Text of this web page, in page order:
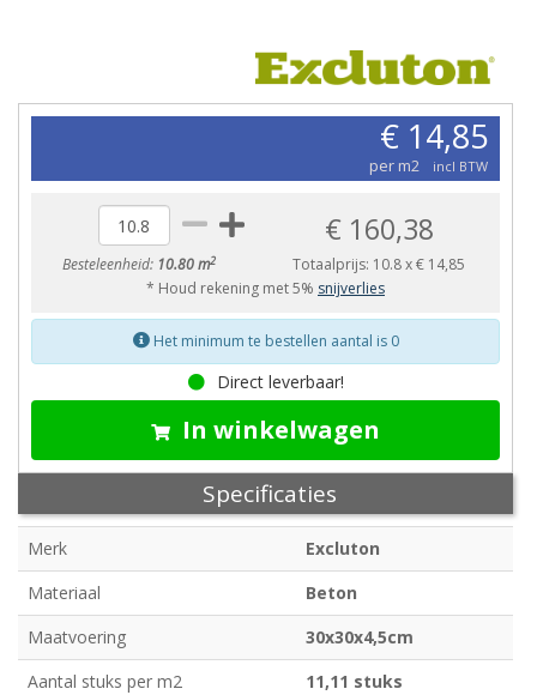
€ 14,85
per m2 incl BTW
Besteleenheid: 10.80 m2
€ 160,38
Totaalprijs: 10.8x€ 14,85
* Houd rekening met 5% snijverlies
Het minimum te bestellen aantal is 0
Direct leverbaar!
In winkelwagen
Specificaties
Merk
Excluton
Materiaal
Beton
Maatvoering
30x30x4,5cm
Aantal stuks per m2
11,11 stuks